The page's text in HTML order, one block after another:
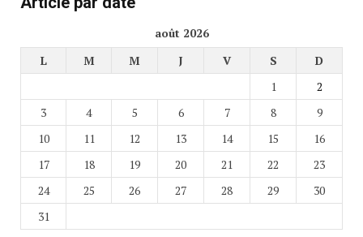
août 2026
L
M M J V S
D
1
2
3
4 5 6 7 8
9
10
11 12 13 14 15
16
17
18 19 20 21 22
23
24
25 26 27 28 29
30
31